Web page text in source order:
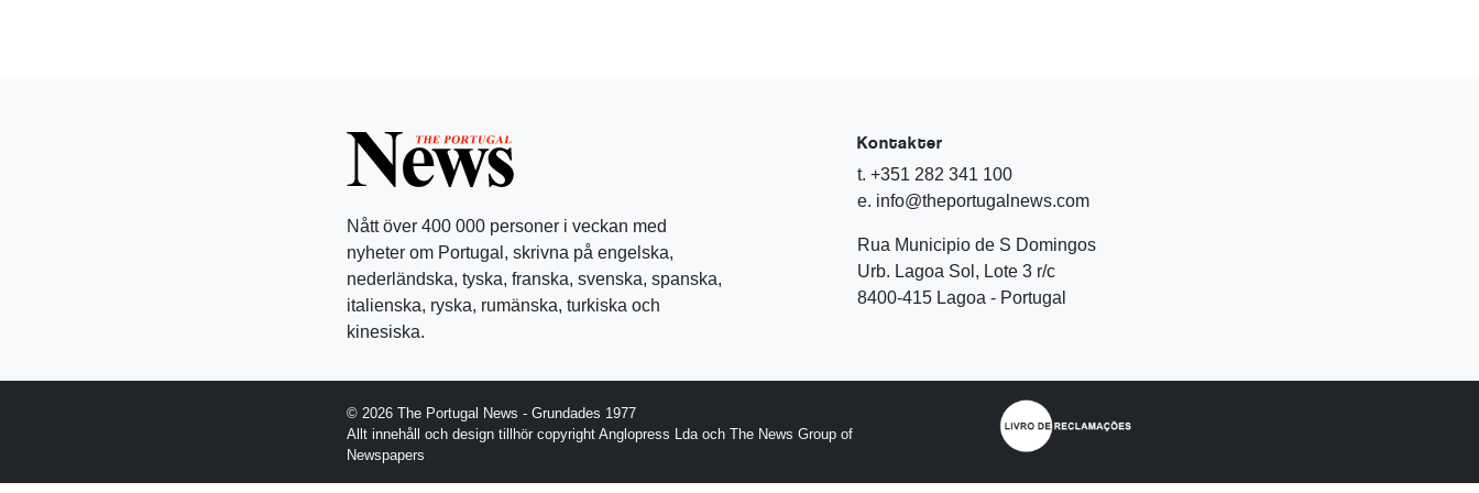
Nått över 400 000 personer i veckan med
nyheter om Portugal, skrivna på engelska,
nederländska, tyska, franska, svenska, spanska,
italienska, ryska, rumänska, turkiska och
kinesiska.
Kontakter
t. +351 282 341 100
e. info@theportugalnews.com
Rua Municipio de S Domingos
Urb. Lagoa Sol, Lote 3 r/c
8400-415 Lagoa - Portugal
© 2026 The Portugal News - Grundades 1977
Allt innehåll och design tillhör copyright Anglopress Lda och The News Group of
Newspapers